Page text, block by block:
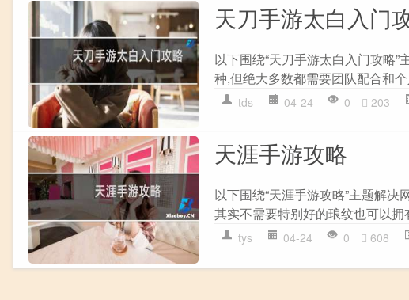
天刀手游太白入门
以下围绕“天刀手游太白入门攻略
种,但绝大多数都需要团队配合和
tds 04-24 0 203
天涯手游攻略
以下围绕“天涯手游攻略”主题解
其实不需要特别好的琅纹也可以拥
tys 04-24 0 608